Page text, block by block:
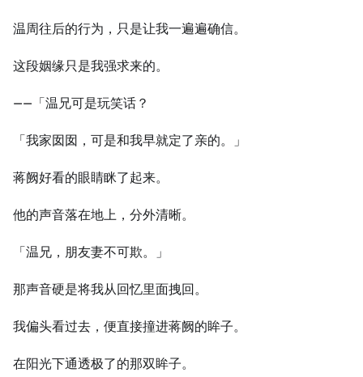
温周往后的行为，只是让我一遍遍确信。
这段姻缘只是我强求来的。
——「温兄可是玩笑话？
「我家囡囡，可是和我早就定了亲的。」
蒋阙好看的眼睛眯了起来。
他的声音落在地上，分外清晰。
「温兄，朋友妻不可欺。」
那声音硬是将我从回忆里面拽回。
我偏头看过去，便直接撞进蒋阙的眸子。
在阳光下通透极了的那双眸子。